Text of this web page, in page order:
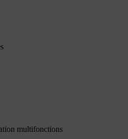
multifonctions